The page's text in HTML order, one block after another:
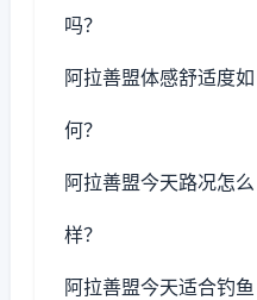
吗？
阿拉善盟体感舒适度如
何？
阿拉善盟今天路况怎么
样？
阿拉善盟今天适合钓鱼